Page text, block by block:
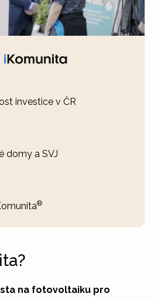
na fotovoltaiku pro
investice v ČR
domy a SVJ
®